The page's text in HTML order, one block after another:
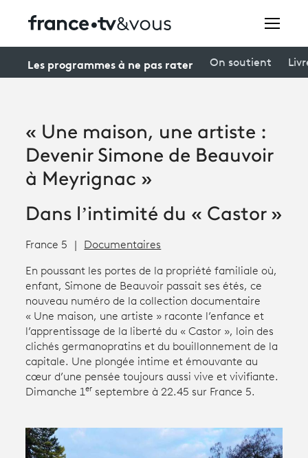
connexion
Avantages fidélité
Creators
À la une
Participer et assister à une émission
Programme tv
Les programmes à ne pas rater On soutient
« Une maison, une artiste :
Devenir Simone de Beauvoir
à Meyrignac »
Dans l’intimité du « Castor »
France 5 Documentaires
En poussant les portes de la propriété familiale où,
enfant, Simone de Beauvoir passait ses étés, ce
nouveau numéro de la collection documentaire
« Une maison, une artiste » raconte l’enfance et
l’apprentissage de la liberté du « Castor », loin des
clichés germanopratins et du bouillonnement de la
capitale. Une plongée intime et émouvante au
cœur d’une pensée toujours aussi vive et vivifiante.
Dimanche 1er septembre à 22.45 sur France 5.